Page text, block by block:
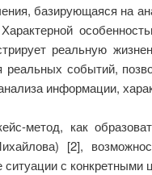
базирующаяся на
реальную
событий,
информации,
метод, как
[2],
с